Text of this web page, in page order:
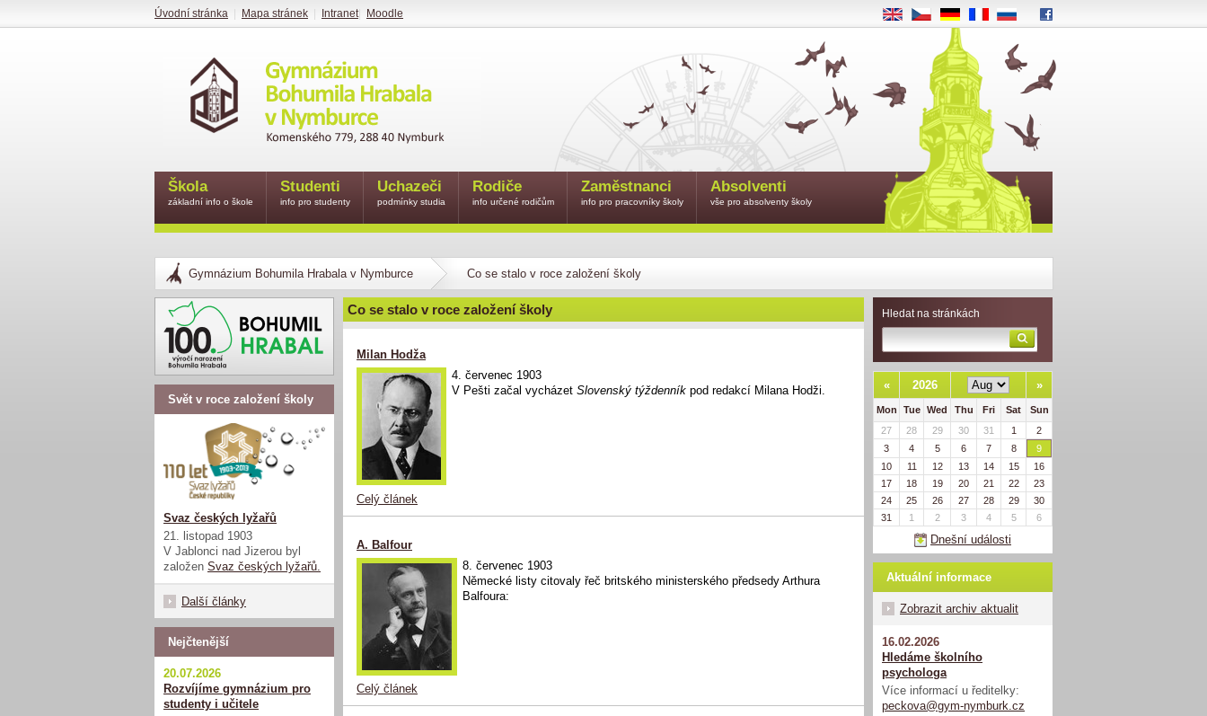
Gymnázium Bohumila Hrabala v Nymburce Co se stalo v roce založení školy
Co se stalo v roce založení školy
Milan Hodža
4. červenec 1903
V Pešti začal vycházetSlovenský týždenník pod redakcí Milana Hodži.
Celý článek
A. Balfour
8. červenec 1903
Německé listy citovaly řeč britského ministerského předsedy Arthura
Balfoura:
Celý článek
Hledat na stránkách
« 2026 »
Mon Tue Wed Thu Fri Sat
Sun
27
28 29 30 31 1
2
3
4 5 6 7 8
9
10
11 12 13 14 15
16
17
18 19 20 21 22
23
24
25 26 27 28 29
30
31
1 2 3 4 5 6
Dnešní události
Aktuální informace
Zobrazit archiv aktualit
16.02.2026
Hledáme školního
psychologa
Více informací u ředitelky:
peckova@gym-nymburk.cz
Svět v roce založení školy
Svaz českých lyžařů
21. listopad 1903
V Jablonci nad Jizerou byl
založen Svaz českých lyžařů.
Další články
Nejčtenější
20.07.2026
Rozvíjíme gymnázium pro
studenty i učitele
Škola
základní info o škole
Studenti
info pro studenty
Uchazeči
podmínky studia
Rodiče
info určené rodičům
Zaměstnanci
info pro pracovníky školy
Absolventi
vše pro absolventy školy
Úvodní stránka Mapa stránek Intranet| Moodle EN CS DE RU